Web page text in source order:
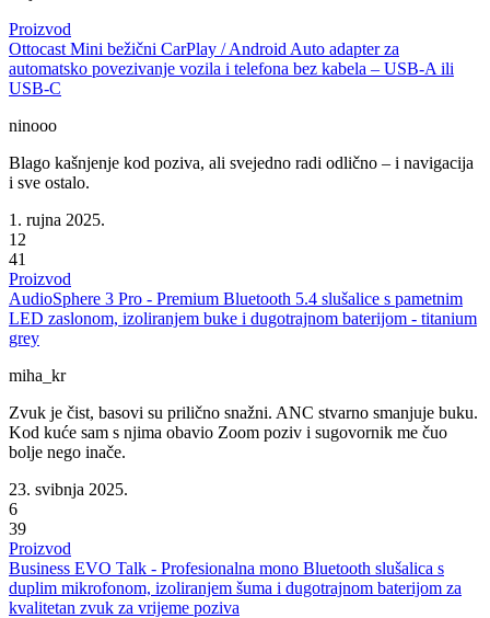
Proizvod
Ottocast Mini bežični CarPlay / Android Auto adapter za
automatsko povezivanje vozila i telefona bez kabela – USB-A ili
USB-C
ninooo
Blago kašnjenje kod poziva, ali svejedno radi odlično – i navigacija
i sve ostalo.
1. rujna 2025.
12
41
Proizvod
AudioSphere 3 Pro - Premium Bluetooth 5.4 slušalice s pametnim
LED zaslonom, izoliranjem buke i dugotrajnom baterijom - titanium
grey
miha_kr
Zvuk je čist, basovi su prilično snažni. ANC stvarno smanjuje buku.
Kod kuće sam s njima obavio Zoom poziv i sugovornik me čuo
bolje nego inače.
23. svibnja 2025.
6
39
Proizvod
Business EVO Talk - Profesionalna mono Bluetooth slušalica s
duplim mikrofonom, izoliranjem šuma i dugotrajnom baterijom za
kvalitetan zvuk za vrijeme poziva